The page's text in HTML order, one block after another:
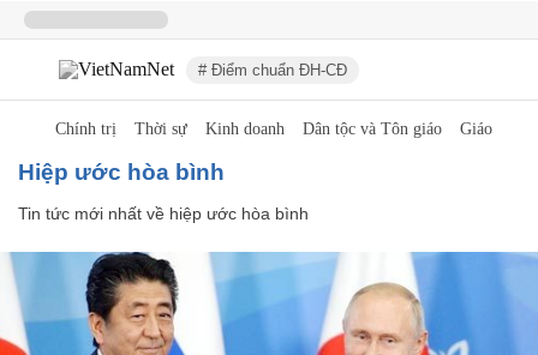
# Điểm chuẩn ĐH-CĐ
Chính trị Thời sự Kinh doanh Dân tộc và Tôn giáo Giáo dục
hiệp ước hòa bình
Tin tức mới nhất về hiệp ước hòa bình